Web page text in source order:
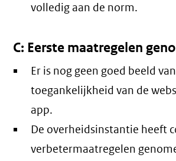
volledig aan de norm.
C: Eerste maatregelen
Er is nog geen goed beeld
toegankelijkheid van de
app.
De overheidsinstantie heeft
verbetermaatregelen